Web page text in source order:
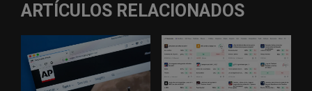
ARTÍCULOS RELACIONADOS